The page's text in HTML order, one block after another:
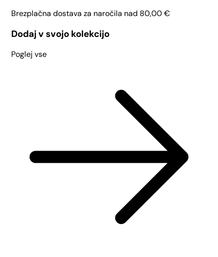
Brezplačna dostava za naročila nad 80,00€
Dodaj v svojo kolekcijo
Poglej vse